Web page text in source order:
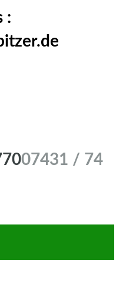
:
07431 / 74